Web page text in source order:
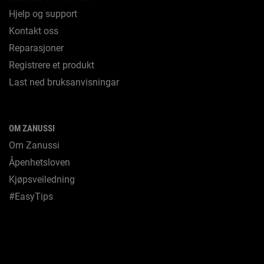
Hjelp og support
Kontakt oss
Reparasjoner
Registrere et produkt
Last ned bruksanvisningar
OM ZANUSSI
Om Zanussi
Åpenhetsloven
Kjøpsveiledning
#EasyTips